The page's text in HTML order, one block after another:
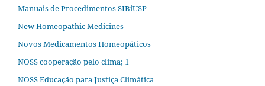
Manuais de Procedimentos SIBiUSP
New Homeopathic Medicines
Novos Medicamentos Homeopáticos
NOSS cooperação pelo clima; 1
NOSS Educação para Justiça Climática